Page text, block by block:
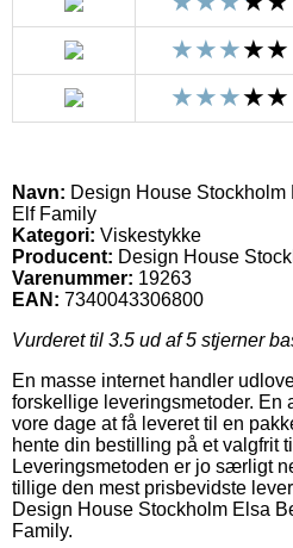
Navn: Design House
Elf Family
Kategori: Viskestykke
Producent: Design House
Varenummer: 19263
EAN: 7340043306800
Vurderet til 3.5 ud af 5 stjerner
En masse internet handler
forskellige leveringsmetoder. En
vore dage at få leveret til en
hente din bestilling på et valgfrit
Leveringsmetoden er jo særligt
tillige den mest prisbevidste
Design House Stockholm Elsa
Family.